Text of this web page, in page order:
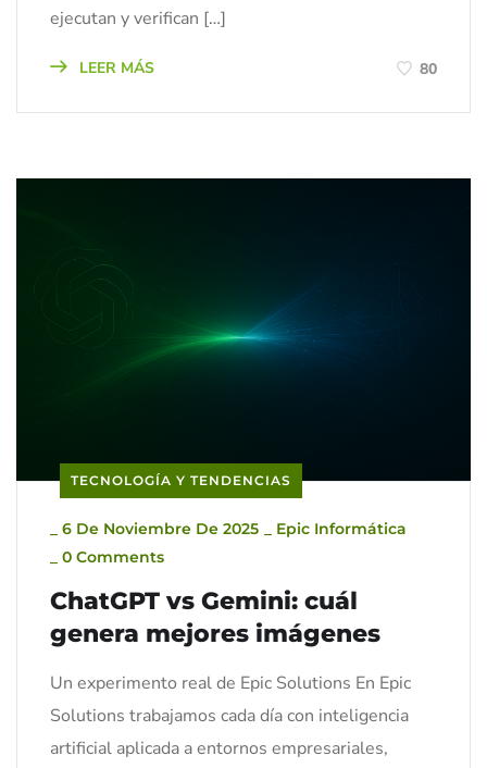
ejecutan y verifican […]
LEER MÁS 80
TECNOLOGÍA Y TENDENCIAS
6 De Noviembre De 2025
Epic Informática
0 Comments
ChatGPT vs Gemini: cuál
genera mejores imágenes
Un experimento real de Epic Solutions En Epic
Solutions trabajamos cada día con inteligencia
artificial aplicada a entornos empresariales,